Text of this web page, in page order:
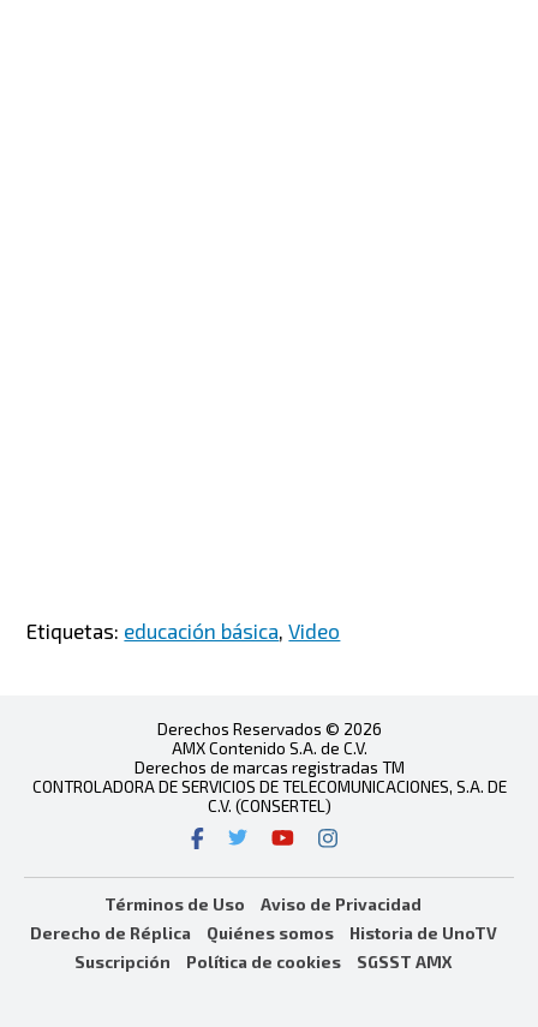
Etiquetas: educación básica,Video
Derechos Reservados © 2026
AMX Contenido S.A. de C.V.
Derechos de marcas registradas TM
CONTROLADORA DE SERVICIOS DE TELECOMUNICACIONES, S.A. DE
C.V. (CONSERTEL)
Términos de Uso
Aviso de Privacidad
Derecho de Réplica
Quiénes somos
Historia de UnoTV
Suscripción
Política de cookies SGSST AMX